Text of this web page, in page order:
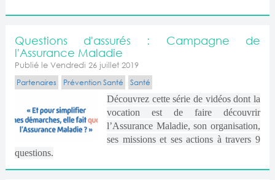
Questions d'assurés : Campagne de
l'Assurance Maladie
Publié le Vendredi 26 juillet 2019
Partenaires
Prévention Santé
Santé
Découvrez cette série de vidéos dont la
vocation est de faire découvrir
l’Assurance Maladie, son organisation,
ses missions et ses actions à travers 9
questions.